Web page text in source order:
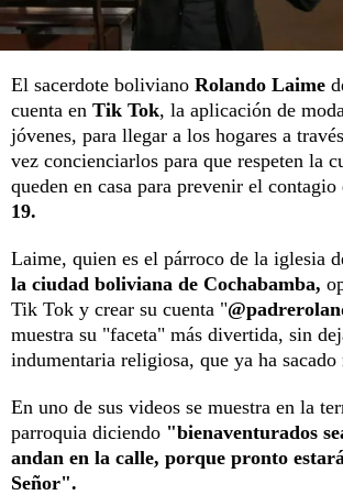
El sacerdote boliviano Rolando Laime
cuenta en Tik Tok, la aplicación de
jóvenes, para llegar a los hogares a
vez concienciarlos para que respeten la
queden en casa para prevenir el contagio
19.
Laime, quien es el párroco de la iglesia
la ciudad boliviana de Cochabamba,
Tik Tok y crear su cuenta "
muestra su "faceta" más divertida, sin
indumentaria religiosa, que ya ha sacado
En uno de sus videos se muestra en la
parroquia diciendo "bienaventurados
andan en la calle, porque pronto
Señor".